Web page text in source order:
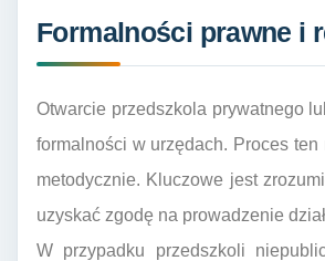
Formalności prawne i
Otwarcie przedszkola prywatnego
formalności w urzędach. Proces ten
metodycznie. Kluczowe jest
uzyskać zgodę na prowadzenie
W przypadku przedszkoli